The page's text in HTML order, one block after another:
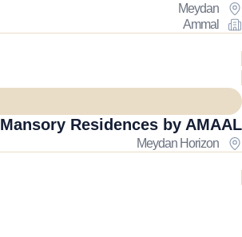
Meydan
Ammal
Mansory Residences by AMAAL
Meydan Horizon